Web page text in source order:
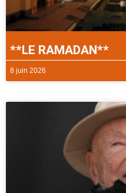
**LE RAMADAN**
8 juin 2026